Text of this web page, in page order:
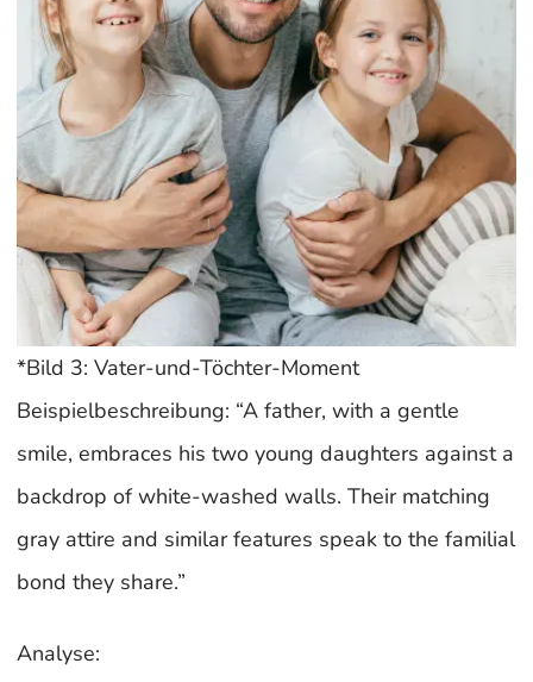
*Bild 3: Vater-und-Töchter-Moment
Beispielbeschreibung: “A father, with a gentle
smile, embraces his two young daughters against a
backdrop of white-washed walls. Their matching
gray attire and similar features speak to the familial
bond they share.”
Analyse: